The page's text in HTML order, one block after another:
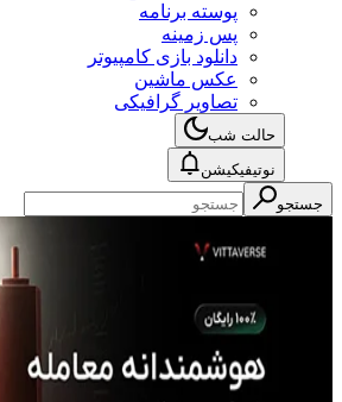
پوسته برنامه
پس زمینه
دانلود بازی کامپیوتر
عکس ماشین
تصاویر گرافیکی
حالت شب
نوتیفیکیشن
جستجو